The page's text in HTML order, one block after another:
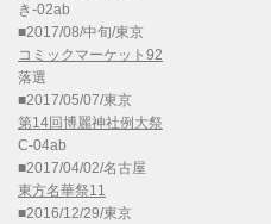
き-02ab
■2017/08/中旬/東京
コミックマーケット92
落選
■2017/05/07/東京
第14回博麗神社例大祭
C-04ab
■2017/04/02/名古屋
東方名華祭11
■2016/12/29/東京